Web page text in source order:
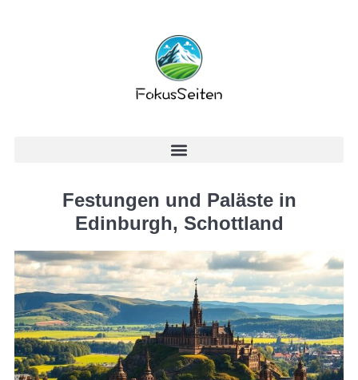
Festungen und Paläste in
Edinburgh, Schottland